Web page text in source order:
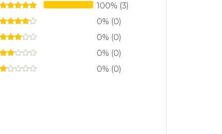
100% (3)
0% (0)
0% (0)
0% (0)
0% (0)